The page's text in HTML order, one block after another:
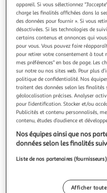
ELLESSE
Veste Homme Ellesse
Veste homme de la marque
montantFermeture
pochesComposition : 96%
En savoir +
Vous voulez
appareil. Si vous sélectionnez
charge les finalités affichées dans la
des données pour fournir ». Si vous
désactivées. Si les technologies de
certains contenus et annonces qui
pour vous. Vous pouvez faire
pour retirer votre consentement à tout
mes préférences" en bas de page. Les
sur notre ou nos sites web. Pour plus
politique de confidentialité. Nos
traitent des données selon les finalités
géolocalisation précises. Analyser
pour l’identification. Stocker et/ou
Publicités et contenu personnalisés,
contenu, études d’audience et
Nos équipes ainsi que nos
données selon les finalités
Liste de nos partenaires (fournisseurs)
Afficher